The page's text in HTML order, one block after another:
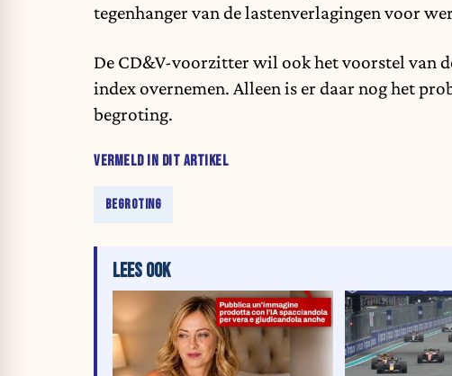
tegenhanger van de lastenverlagingen voor
De CD&V-voorzitter wil ook het voorstel van
indexovernemen. Alleen is er daar nog het
begroting.
VERMELD IN DIT ARTIKEL
BEGROTING
LEES OOK